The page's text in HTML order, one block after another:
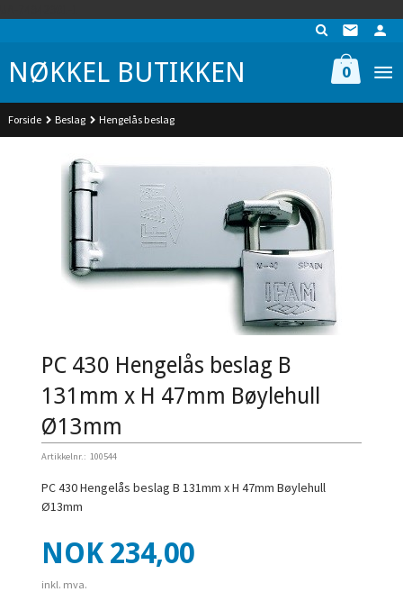
NØKKEL BUTIKKEN 0
Forside Beslag Hengelås beslag
PC 430 Hengelås beslag B
131mm x H 47mm Bøylehull
Ø13mm
Artikkelnr.: 100544
PC 430 Hengelås beslag B 131mm x H 47mm Bøylehull
Ø13mm
Pris
NOK 234,00
inkl. mva.